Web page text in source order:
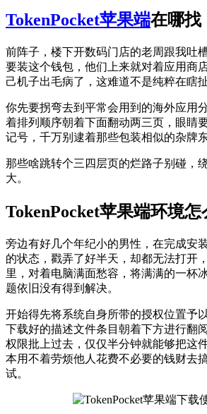
TokenPocket苹果端在哪找
前阵子，楼下开数码门店的老周跟我吐
要装这个钱包，他们上来就对着应用商
己机子出毛病了，这难道不是纯粹在瞎扯
你先要拐弯去到平常会用到的海外应用
着排列顺序朝着下面翻动两三页，眼睛
记号，千万别逮着那些包装相似的杂牌
那些啥跳转个三四层页的烂路子别碰，
大。
TokenPocket苹果端环境怎
旁边有好几个年纪小的男性，在完成安
的状态，戳弄了好半天，却都无法打开
里，对着电脑满面愁容，将满满的一杯
题依旧没有得到解决。
开始得先将系统自身所带的授权位置予
下载好的描述文件条目朝着下方进行翻
权限批上过去，仅仅半分钟就能够把这
本用不着劳烦他人花费不必要的钱财去
试。